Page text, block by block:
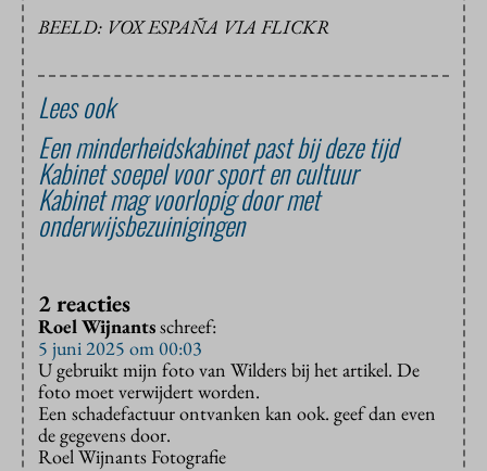
BEELD: VOX ESPAÑA VIA FLICKR
Lees ook
Een minderheidskabinet past bij deze tijd
Kabinet soepel voor sport en cultuur
Kabinet mag voorlopig door met
onderwijsbezuinigingen
2 reacties
Roel Wijnantsschreef:
5 juni 2025 om 00:03
U gebruikt mijn foto van Wilders bij het artikel. De
foto moet verwijdert worden.
Een schadefactuur ontvanken kan ook. geef dan even
de gegevens door.
Roel Wijnants Fotografie